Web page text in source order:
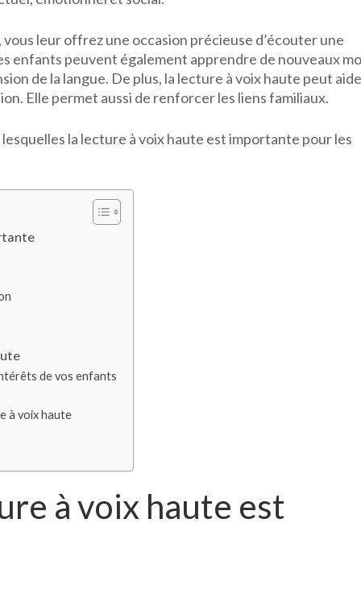
voix
haute
pour
les
leur offrez une occasion précieuse d’écouter une
enfants peuvent également apprendre de nouveaux
de la langue. De plus, la lecture à voix haute peut
Elle permet aussi de renforcer les liens familiaux.
la lecture à voix haute est importante pour les
de vos enfants
à voix haute
à voix haute est